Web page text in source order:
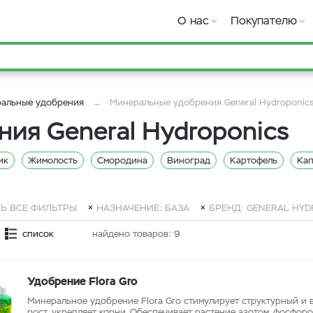
О нас Покупателю
удобрения Минеральные удобрения General Hydroponics
General Hydroponics
Жимолость Смородина Виноград Картофель
Свекла Руккола Горчица Базилик Чеснок Лук
Для земли Стимуляторы Hesi
удобрения CANNA
RasTea Базовые удобрения Powder Feeding
Базовые
ВСЕ ФИЛЬТРЫ НАЗНАЧЕНИЕ: БАЗА БРЕНД: GENERAL
список найдено товаров: 9
Удобрение Flora Gro
Минеральное удобрение Flora Gro стимулирует структурный и